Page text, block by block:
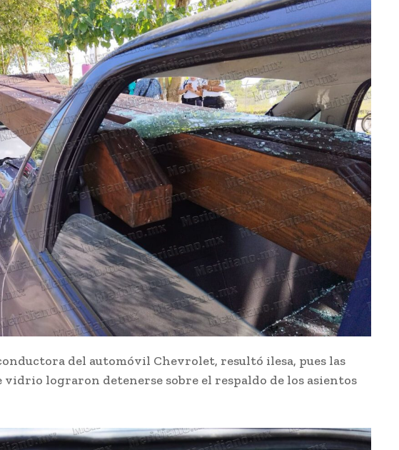
del automóvil Chevrolet, resultó ilesa, pues las
vidrio lograron detenerse sobre el respaldo de los asientos